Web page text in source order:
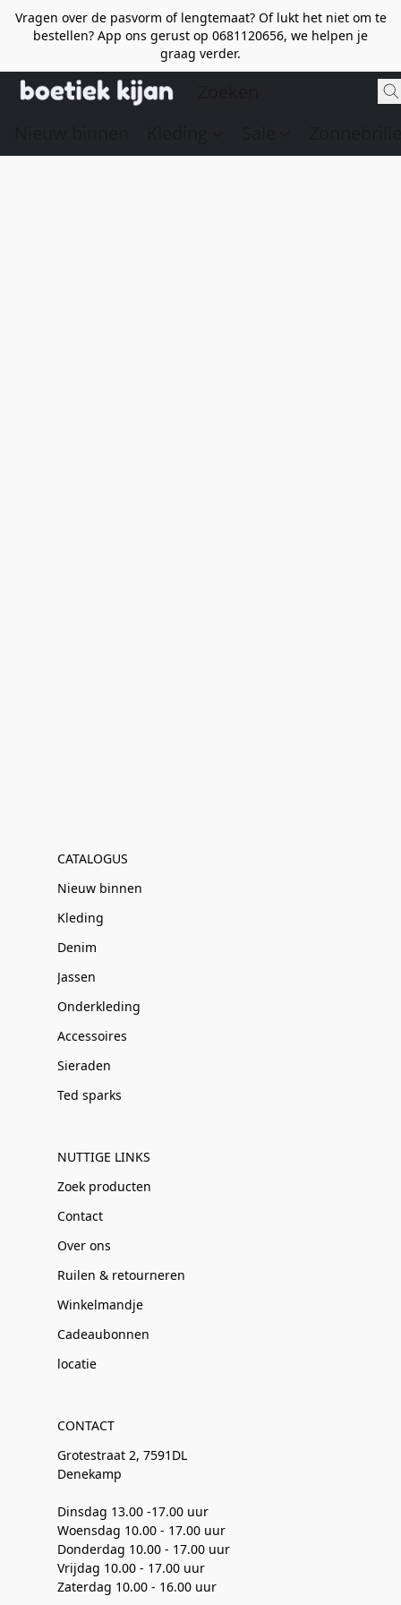
Vragen over de pasvorm of lengtemaat? Of lukt het niet om te
bestellen? App ons gerust op 0681120656, we helpen je
graag verder.
CATALOGUS
Nieuw binnen
Kleding
Denim
Jassen
Onderkleding
Accessoires
Sieraden
Ted sparks
NUTTIGE LINKS
Zoek producten
Contact
Over ons
Ruilen & retourneren
Winkelmandje
Cadeaubonnen
locatie
CONTACT
Grotestraat 2, 7591DL
Denekamp
Dinsdag 13.00 -17.00 uur
Woensdag 10.00 - 17.00 uur
Donderdag 10.00 - 17.00 uur
Vrijdag 10.00 - 17.00 uur
Zaterdag 10.00 - 16.00 uur